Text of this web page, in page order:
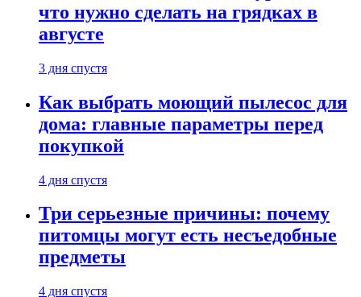
что нужно сделать на грядках в
августе
3 дня спустя
Как выбрать моющий пылесос для
дома: главные параметры перед
покупкой
4 дня спустя
Три серьезные причины: почему
питомцы могут есть несъедобные
предметы
4 дня спустя